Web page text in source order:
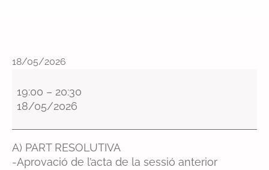
18/05/2026
e
r
d
i
19:00 – 20:30
18/05/2026
A) PART RESOLUTIVA
-Aprovació de l’acta de la sessió anterior